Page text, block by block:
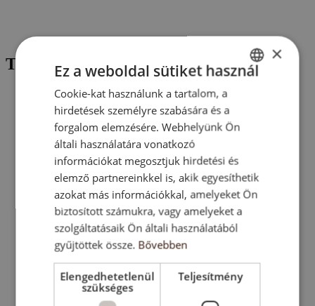
Töltse le dokumentumainkat!
Minőségi előírások
Katalógus
Az árak és az elérhetőség a közzététel időpontjában érvényesek,
kapcsolatot.
A képek csak illusztrációk, és eltérhetnek a valóságtól. A
×
Ez a weboldal sütiket használ
Cookie-kat használunk a tartalom, a
hirdetések személyre szabására és a
forgalom elemzésére. Webhelyünk Ön
általi használatára vonatkozó
információkat megosztjuk hirdetési és
elemző partnereinkkel is, akik egyesíthetik
azokat más információkkal, amelyeket Ön
biztosított számukra, vagy amelyeket a
szolgáltatásaik Ön általi használatából
gyűjtöttek össze. Bővebben
Elengedhetetlenül
szükséges
Teljesítmény